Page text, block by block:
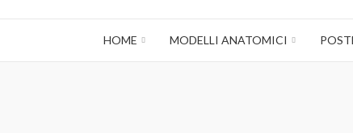
HOME MODELLI ANATOMICI